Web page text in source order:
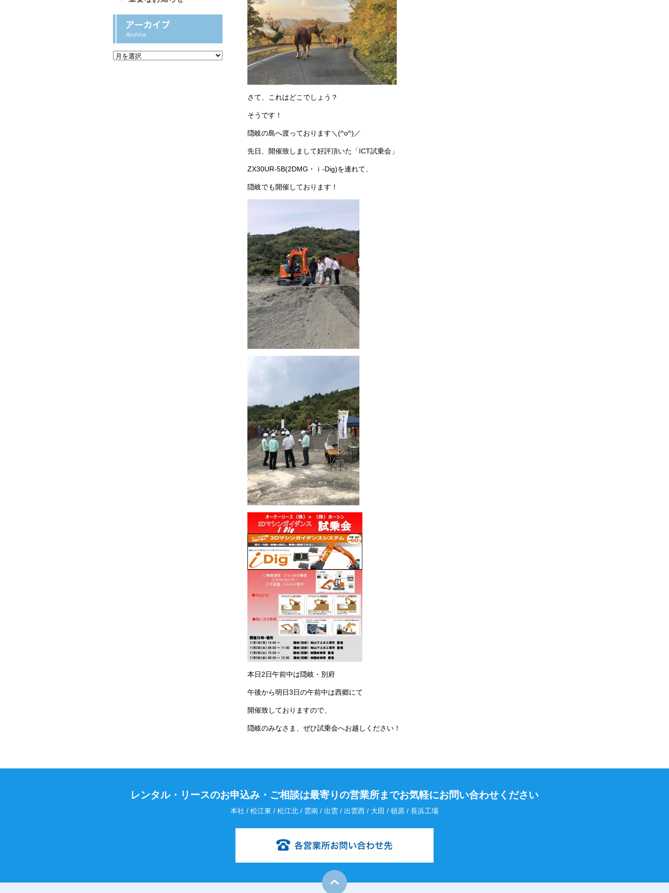
さて、これはどこでしょう？
そうです！
隠岐の島へ渡っております＼(^o^)／
先日、開催致しまして好評頂いた「ICT試乗会」
ZX30UR-5B(2DMG・ⅰ-Dig)を連れて、
隠岐でも開催しております！
本日2日午前中は隠岐・別府
午後から明日3日の午前中は西郷にて
開催致しておりますので、
隠岐のみなさま、ぜひ試乗会へお越しください！
レンタル・リースのお申込み・ ご相談は最寄りの営業所までお気軽にお問い合わせください
本社 / 松江東 / 松江北 / 雲南 / 出雲 / 出雲西 / 大田 / 頓原 / 長浜工場